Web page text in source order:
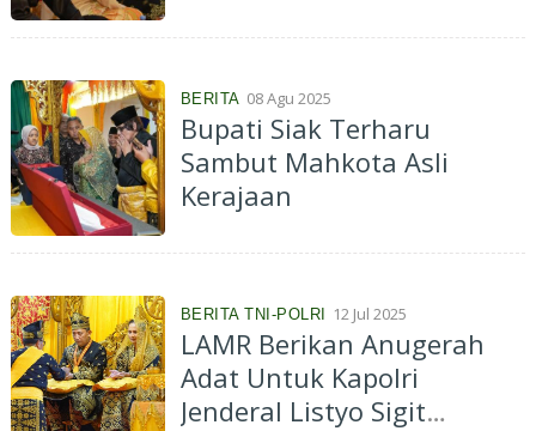
BERITA 08 Agu 2025
Bupati Siak Terharu
Sambut Mahkota Asli
Kerajaan
BERITA TNI-POLRI 12 Jul 2025
LAMR Berikan Anugerah
Adat Untuk Kapolri
Jenderal Listyo Sigit